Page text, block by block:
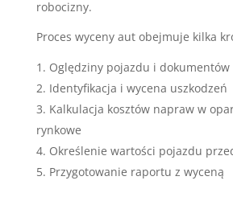
robocizny.
Proces wyceny aut obejmuje kilka
Oględziny pojazdu i dokumentów
Identyfikacja i wycena uszkodzeń
Kalkulacja kosztów napraw w
rynkowe
Określenie wartości pojazdu
Przygotowanie raportu z wyceną